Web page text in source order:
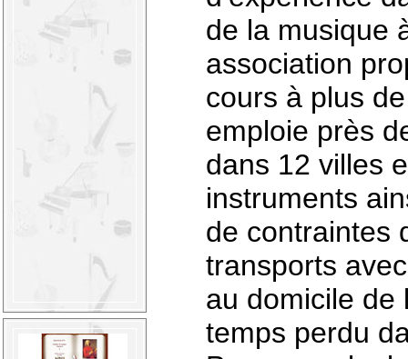
de la musique
association
cours à plus
emploie près
dans 12 villes
instruments
de contraintes
transports
au domicile de
temps perdu